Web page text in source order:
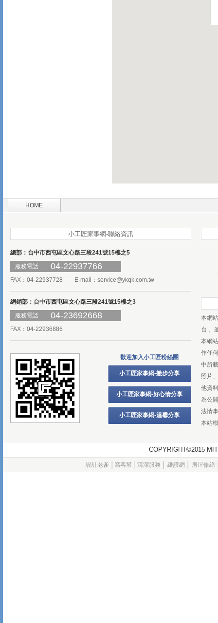
HOME
小工匠家事網-聯絡資訊
總部：台中市西屯區文心路三段241號15樓之5
服務電話
04-22937766
FAX：04-22937728 E-mail： service@ykqk.com.tw
網銷部：台中市西屯區文心路三段241號15樓之3
服務電話
04-23692668
FAX：04-22936886
歡迎加入小工匠粉絲團
小工匠家事網-撇步分享
小工匠家事網-好心情分享
小工匠家事網-溫馨分享
本網
台，
本網
作任
中所
照片
他資
為公
法情
本站
COPYRIGHT©2015
設計老爹 窩客幫 清潔服務 維護網 房屋修繕